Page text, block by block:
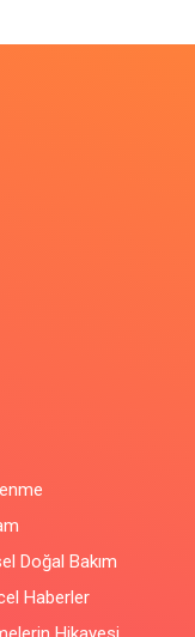
Doğal Bakım
Haberler